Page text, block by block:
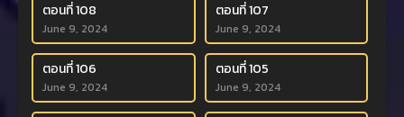
ตอนที่ 108
June 9, 2024
ตอนที่ 107
June 9, 2024
ตอนที่ 106
June 9, 2024
ตอนที่ 105
June 9, 2024